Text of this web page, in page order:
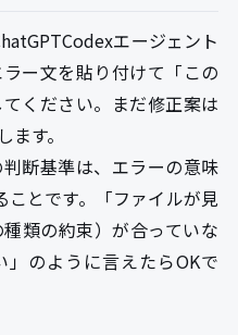
エージェント
ー文を貼り付けて「この
ください。まだ修正案は
す。
断基準は、エラーの意味
とです。「ファイルが見
類の約束）が合っていな
のように言えたらOKで